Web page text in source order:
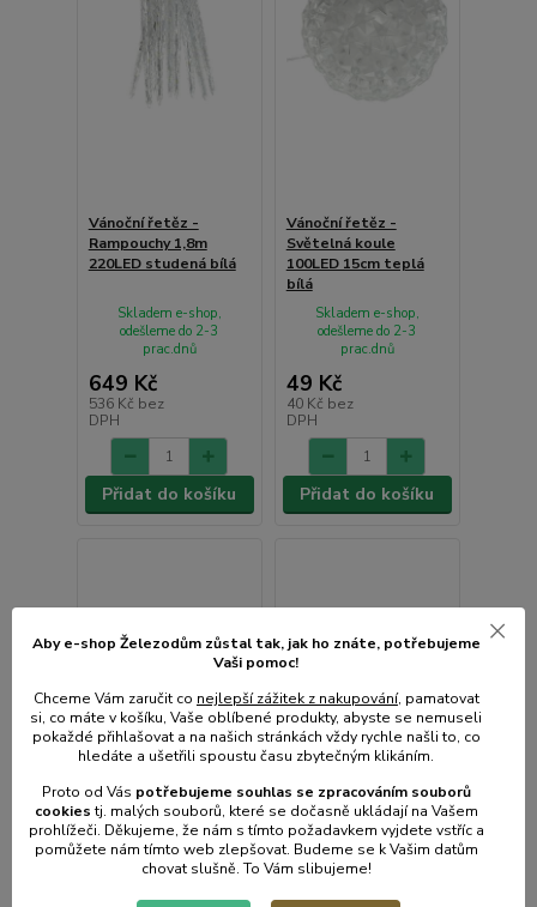
Vánoční řetěz -
Rampouchy 1,8m
220LED studená bílá
649 Kč
536 Kč bez
DPH
Skladem e-shop,
odešleme do 2-3
prac.dnů
Přidat do košíku
Vánoční řetěz -
Světelná koule
100LED 15cm teplá
bílá
49 Kč
40 Kč bez
DPH
Skladem e-shop,
odešleme do 2-3
prac.dnů
Přidat do košíku
Aby e-shop Železodům zůstal tak, jak ho znáte, potřebujeme
Vaši pomoc!
Chceme Vám zaručit co nejlepší zážitek z nakupování, pamatovat
si, co máte v košíku, Vaše oblíbené produkty, abyste se nemuseli
pokaždé přihlašovat a na našich stránkách vždy rychle našli to, co
hledáte a ušetřili spoustu času zbytečným klikáním.
Proto od Vás potřebujeme souhlas se zpracováním souborů
cookiestj. malých souborů, které se dočasně ukládají na Vašem
prohlížeči. Děkujeme, že nám s tímto požadavkem vyjdete vstříc a
pomůžete nám tímto web zlepšovat. Budeme se k Vašim datům
chovat slušně. To Vám slibujeme!